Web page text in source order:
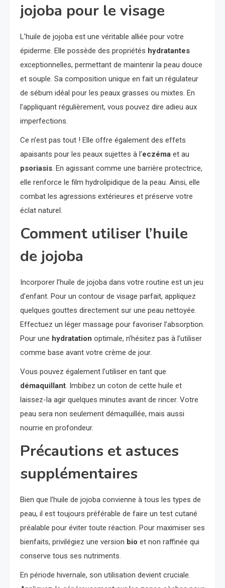
jojoba pour le visage
L’huile de jojoba est une véritable alliée pour votre
épiderme. Elle possède des propriétés hydratantes
exceptionnelles, permettant de maintenir la peau douce
et souple. Sa composition unique en fait un régulateur
de sébum idéal pour les peaux grasses ou mixtes. En
l’appliquant régulièrement, vous pouvez dire adieu aux
imperfections.
Ce n’est pas tout ! Elle offre également des effets
apaisants pour les peaux sujettes à l’eczéma et au
psoriasis. En agissant comme une barrière protectrice,
elle renforce le film hydrolipidique de la peau. Ainsi, elle
combat les agressions extérieures et préserve votre
éclat naturel.
Comment utiliser l’huile
de jojoba
Incorporer l’huile de jojoba dans votre routine est un jeu
d’enfant. Pour un contour de visage parfait, appliquez
quelques gouttes directement sur une peau nettoyée.
Effectuez un léger massage pour favoriser l’absorption.
Pour une hydratation optimale, n’hésitez pas à l’utiliser
comme base avant votre crème de jour.
Vous pouvez également l’utiliser en tant que
démaquillant. Imbibez un coton de cette huile et
laissez-la agir quelques minutes avant de rincer. Votre
peau sera non seulement démaquillée, mais aussi
nourrie en profondeur.
Précautions et astuces
supplémentaires
Bien que l’huile de jojoba convienne à tous les types de
peau, il est toujours préférable de faire un test cutané
préalable pour éviter toute réaction. Pour maximiser ses
bienfaits, privilégiez une version bio et non raffinée qui
conserve tous ses nutriments.
En période hivernale, son utilisation devient cruciale.